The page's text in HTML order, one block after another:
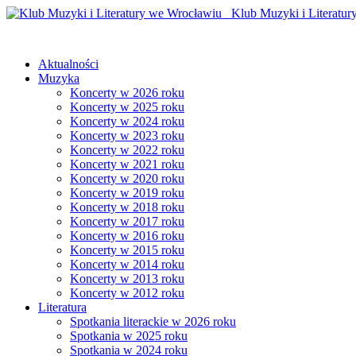
Klub Muzyki i Literatury
Aktualności
Muzyka
Koncerty w 2026 roku
Koncerty w 2025 roku
Koncerty w 2024 roku
Koncerty w 2023 roku
Koncerty w 2022 roku
Koncerty w 2021 roku
Koncerty w 2020 roku
Koncerty w 2019 roku
Koncerty w 2018 roku
Koncerty w 2017 roku
Koncerty w 2016 roku
Koncerty w 2015 roku
Koncerty w 2014 roku
Koncerty w 2013 roku
Koncerty w 2012 roku
Literatura
Spotkania literackie w 2026 roku
Spotkania w 2025 roku
Spotkania w 2024 roku